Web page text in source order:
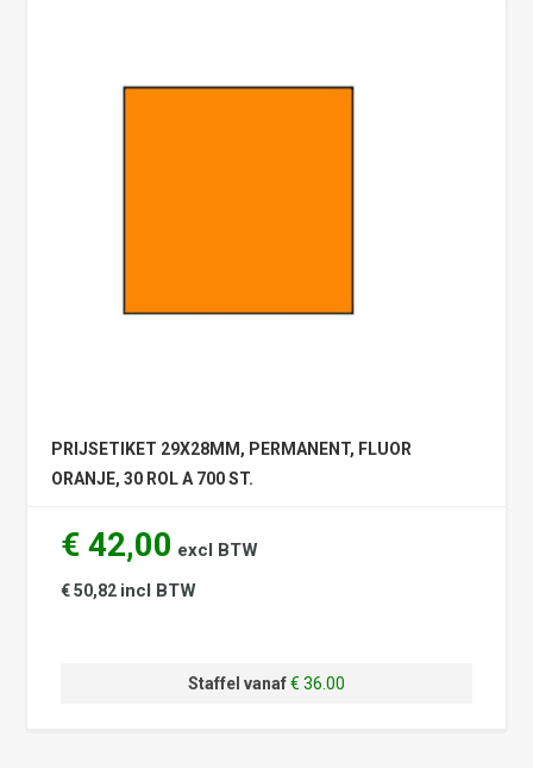
PRIJSETIKET 29X28MM, PERMANENT, FLUOR
ORANJE, 30 ROL A 700 ST.
€ 42,00 excl BTW
€ 50,82 incl BTW
Staffel vanaf€ 36.00